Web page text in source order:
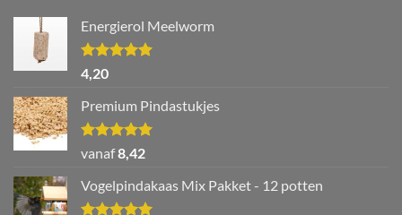
Energierol Meelworm
Waardering
5.00
4,20
Premium Pindastukjes
Waardering
uit 5
vanaf8,42
Vogelpindakaas Mix Pakket - 12 potten